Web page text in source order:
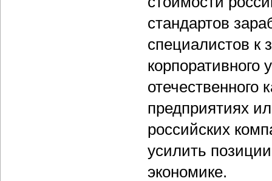
стандартов
специалистов к
отечественного
предприятиях
российских
усилить
экономике.